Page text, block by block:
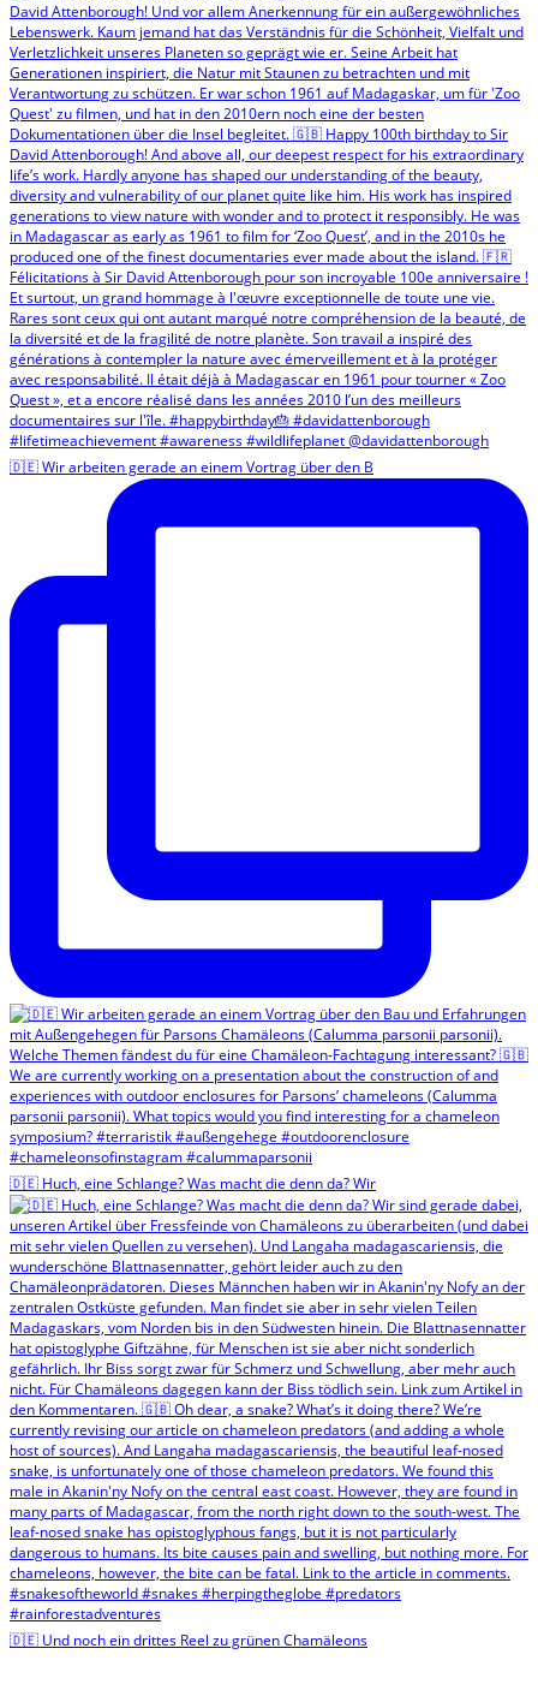
🇩🇪 Wir arbeiten gerade an einem Vortrag über den B
🇩🇪 Huch, eine Schlange? Was macht die denn da? Wir
🇩🇪 Und noch ein drittes Reel zu grünen Chamäleons